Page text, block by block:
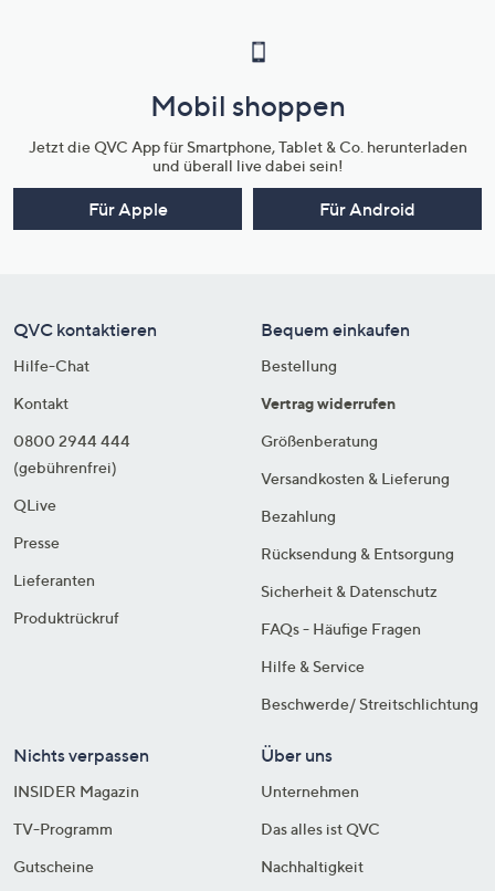
Mobil shoppen
Jetzt die QVC App für Smartphone, Tablet & Co. herunterladen
und überall live dabei sein!
Für Apple Für Android
QVC kontaktieren
Hilfe-Chat
Kontakt
0800 2944 444
(gebührenfrei)
QLive
Presse
Lieferanten
Produktrückruf
Bequem einkaufen
Bestellung
Vertrag widerrufen
Größenberatung
Versandkosten & Lieferung
Bezahlung
Rücksendung & Entsorgung
Sicherheit & Datenschutz
FAQs - Häufige Fragen
Hilfe & Service
Beschwerde/ Streitschlichtung
Nichts verpassen
INSIDER Magazin
TV-Programm
Gutscheine
Über uns
Unternehmen
Das alles ist QVC
Nachhaltigkeit